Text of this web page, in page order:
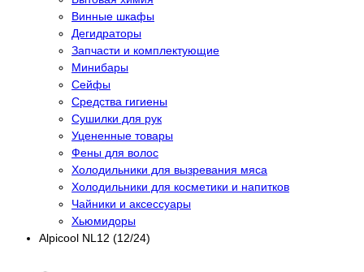
Винные шкафы
Дегидраторы
Запчасти и комплектующие
Минибары
Сейфы
Средства гигиены
Сушилки для рук
Уцененные товары
Фены для волос
Холодильники для вызревания мяса
Холодильники для косметики и напитков
Чайники и аксессуары
Хьюмидоры
Alpicool NL12 (12/24)